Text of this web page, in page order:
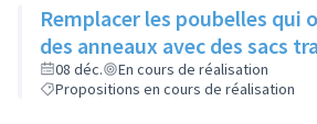
Remplacer les poubelles qui
des anneaux avec des sacs
08 déc.
En cours de réalisation
Propositions en cours de réalisation